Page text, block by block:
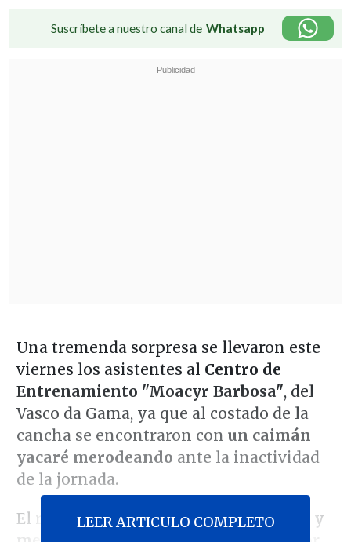
Suscríbete a nuestro canal de Whatsapp
Una tremenda sorpresa se llevaron este
viernes los asistentes al Centro de
Entrenamiento "Moacyr Barbosa", del
Vasco da Gama, ya que al costado de la
cancha se encontraron con un caimán
yacaré merodeando ante la inactividad
de la jornada.
El reptil que puede alcanzar un metro y
LEER ARTICULO COMPLETO